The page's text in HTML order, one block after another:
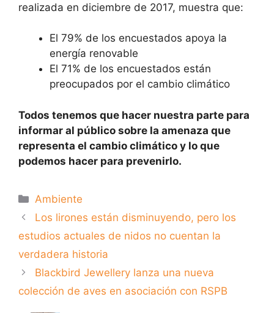
realizada en diciembre de 2017, muestra que:
El 79% de los encuestados apoya la
energía renovable
El 71% de los encuestados están
preocupados por el cambio climático
Todos tenemos que hacer nuestra parte para
informar al público sobre la amenaza que
representa el cambio climático y lo que
podemos hacer para prevenirlo.
Categorías
Ambiente
Los lirones están disminuyendo, pero los
estudios actuales de nidos no cuentan la
verdadera historia
Blackbird Jewellery lanza una nueva
colección de aves en asociación con RSPB